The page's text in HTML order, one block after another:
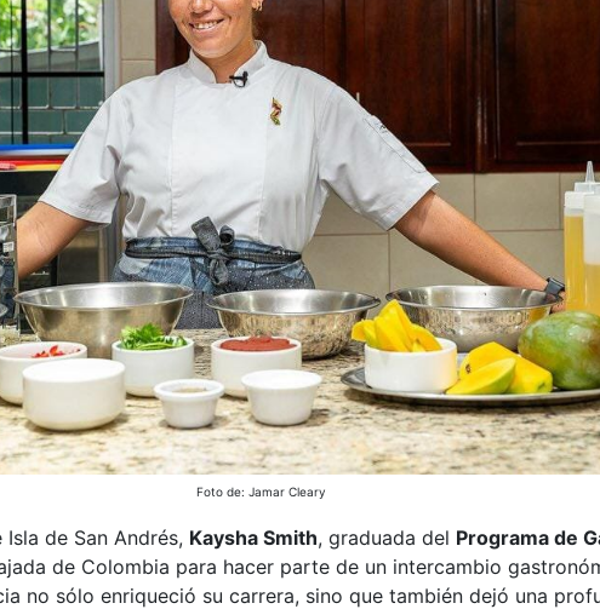
Foto de: Jamar Cleary
de San Andrés, Kaysha Smith, graduada del Programa de
de Colombia para hacer parte de un intercambio
no sólo enriqueció su carrera, sino que también dejó una